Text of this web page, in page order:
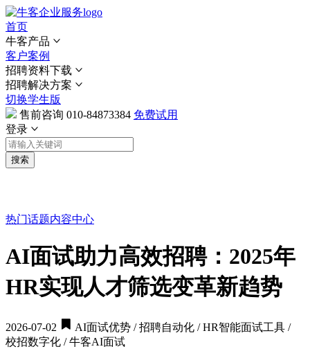
首页
牛客产品
客户案例
招聘资料下载
招聘解决方案
切换学生版
售前咨询 010-84873384 免费试用
登录
搜索
热门话题内容中心
AI面试助力高效招聘：2025年
HR实现人才筛选变革新趋势
2026-07-02
AI面试优势 / 招聘自动化 / HR智能面试工具 /
校招数字化 / 牛客AI面试